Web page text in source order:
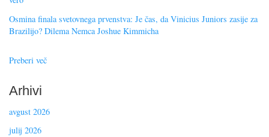
Osmina finala svetovnega prvenstva: Je čas, da Vinicius Juniors zasije za
Brazilijo? Dilema Nemca Joshue Kimmicha
Preberi več
Arhivi
avgust 2026
julij 2026